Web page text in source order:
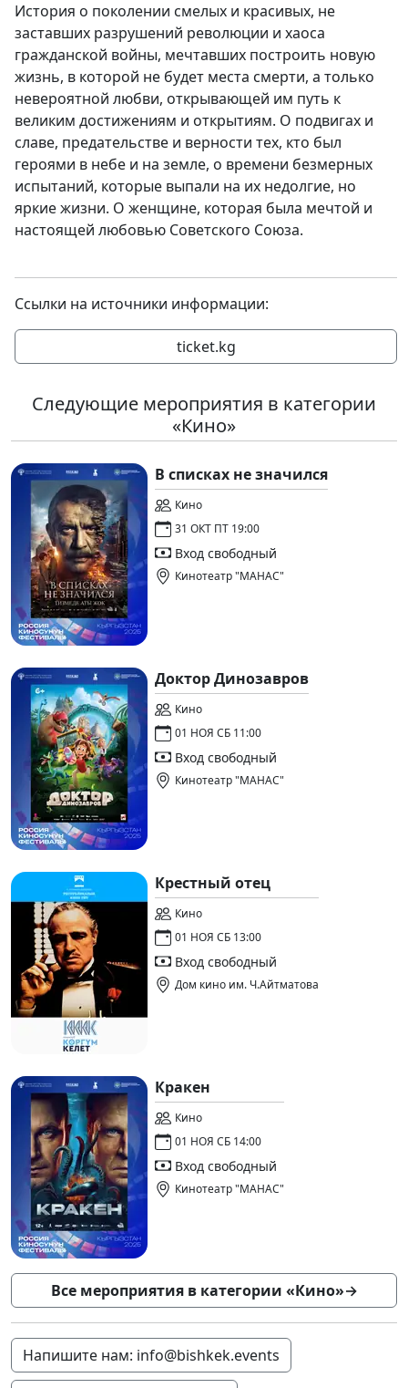
История о поколении смелых и красивых, не
заставших разрушений революции и хаоса
гражданской войны, мечтавших построить новую
жизнь, в которой не будет места смерти, а только
невероятной любви, открывающей им путь к
великим достижениям и открытиям. О подвигах и
славе, предательстве и верности тех, кто был
героями в небе и на земле, о времени безмерных
испытаний, которые выпали на их недолгие, но
яркие жизни. О женщине, которая была мечтой и
настоящей любовью Советского Союза.
Ссылки на источники информации:
ticket.kg
Следующие мероприятия в категории
«Кино»
В списках не значился
Кино
31 ОКТ ПТ 19:00
Вход свободный
Кинотеатр "МАНАС"
Доктор Динозавров
Кино
01 НОЯ СБ 11:00
Вход свободный
Кинотеатр "МАНАС"
Крестный отец
Кино
01 НОЯ СБ 13:00
Вход свободный
Дом кино им. Ч.Айтматова
Кракен
Кино
01 НОЯ СБ 14:00
Вход свободный
Кинотеатр "МАНАС"
Все мероприятия в категории «Кино»→
Напишите нам: info@bishkek.events